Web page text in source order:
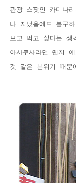
관광 스팟인 카미나
나 지났음에도 불구
보고 먹고 싶다는 생
아사쿠사라면 왠지
것 같은 분위기 때문